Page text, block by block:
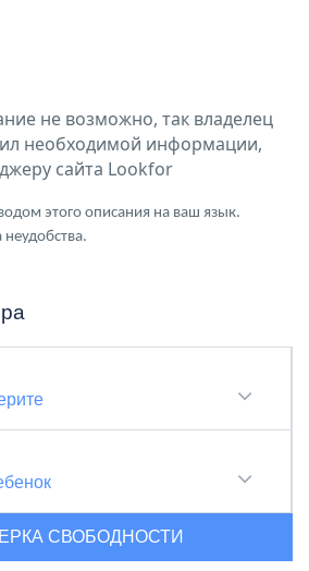
не возможно, так владелец
необходимой информации,
сайта Lookfor
этого описания на ваш язык.
СВОБОДНОСТИ